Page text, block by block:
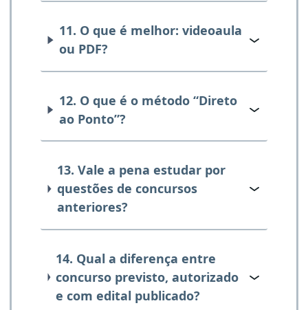
11. O que é melhor: videoaula
ou PDF?
12. O que é o método “Direto
ao Ponto”?
13. Vale a pena estudar por
questões de concursos
anteriores?
14. Qual a diferença entre
concurso previsto, autorizado
e com edital publicado?